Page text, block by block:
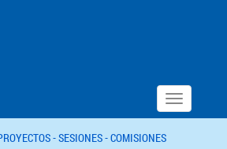
Toggle
navigation
-SESIONES -COMISIONES